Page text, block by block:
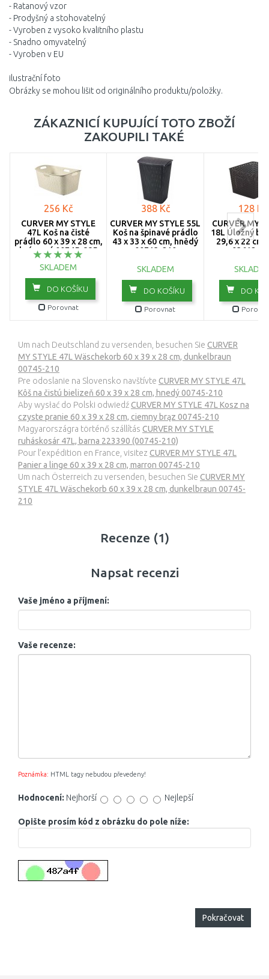
- Ratanový vzor
- Prodyšný a stohovatelný
- Vyroben z vysoko kvalitního plastu
- Snadno omyvatelný
- Vyroben v EU
ilustrační foto
Obrázky se mohou lišit od originálního produktu/položky.
ZÁKAZNICÍ KUPUJÍCÍ TOTO ZBOŽÍ
ZAKOUPILI TAKÉ
256 Kč
CURVER MY STYLE
47L Koš na čisté
prádlo 60 x 39 x 28 cm,
krémový 00745-885
SKLADEM
DO KOŠÍKU
Porovnat
388 Kč
CURVER MY STYLE 55L
Koš na špinavé prádlo
43 x 33 x 60 cm, hnědý
00713-210
SKLADEM
DO KOŠÍKU
Porovnat
128 Kč
CURVER MY
18L Úložný
29,6 x 22 cm
03612-
DO
Um nach Deutschland zu versenden, besuchen Sie CURVER
MY STYLE 47L Wäschekorb 60 x 39 x 28 cm, dunkelbraun
00745-210
Pre odoslanie na Slovensko navštívte CURVER MY STYLE 47L
Kôš na čistú bielizeň 60 x 39 x 28 cm, hnedý 00745-210
Aby wysłać do Polski odwiedźCURVER MY STYLE 47L Kosz na
czyste pranie 60 x 39 x 28 cm, ciemny brąz 00745-210
Magyarországra történő szállítás CURVER MY STYLE
ruháskosár 47L, barna 223390 (00745-210)
Pour l’expédition en France, visitez CURVER MY STYLE 47L
Panier a linge 60 x 39 x 28 cm, marron 00745-210
Um nach Österreich zu versenden, besuchen Sie CURVER MY
STYLE 47L Wäschekorb 60 x 39 x 28 cm, dunkelbraun 00745-
210
Recenze (1)
Napsat recenzi
Vaše jméno a příjmení:
Vaše recenze:
Poznámka: HTML tagy nebudou převedeny!
Hodnocení: Nejhorší Nejlepší
Opište prosím kód z obrázku do pole níže:
Pokračovat